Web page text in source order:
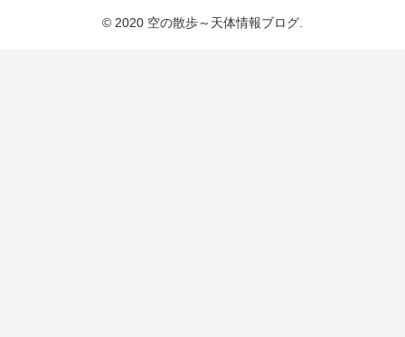
© 2020 空の散歩～天体情報ブログ.